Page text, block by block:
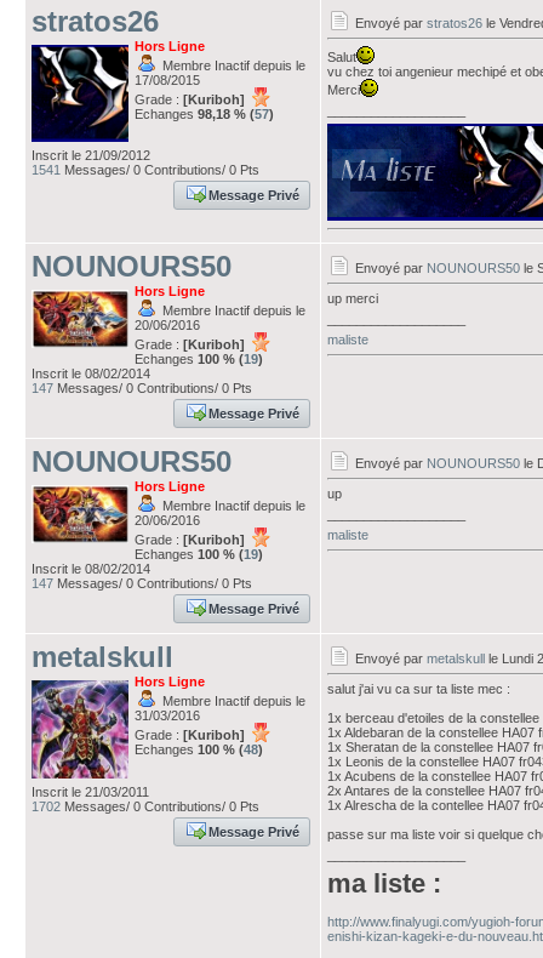
stratos26
Hors Ligne
Membre Inactif depuis le
17/08/2015
Grade : [Kuriboh]
Echanges 98,18 % (57)
Inscrit le 21/09/2012
1541 Messages/ 0 Contributions/ 0 Pts
Message Privé
Envoyé par stratos26 le
Salut
vu chez toi angenieur mechipé et
Merci
NOUNOURS50
Hors Ligne
Membre Inactif depuis le
20/06/2016
Grade : [Kuriboh]
Echanges 100 % (19)
Inscrit le 08/02/2014
147 Messages/ 0 Contributions/ 0 Pts
Message Privé
Envoyé par NOUNOURS50 le
up merci
maliste
NOUNOURS50
Hors Ligne
Membre Inactif depuis le
20/06/2016
Grade : [Kuriboh]
Echanges 100 % (19)
Inscrit le 08/02/2014
147 Messages/ 0 Contributions/ 0 Pts
Message Privé
Envoyé par NOUNOURS50 le
up
maliste
metalskull
Hors Ligne
Membre Inactif depuis le
31/03/2016
Grade : [Kuriboh]
Echanges 100 % (48)
Inscrit le 21/03/2011
1702 Messages/ 0 Contributions/ 0 Pts
Message Privé
Envoyé par metalskull le Lundi
salut j'ai vu ca sur ta liste mec :
1x berceau d'etoiles de la constellee
1x Aldebaran de la constellee HA07
1x Sheratan de la constellee HA07
1x Leonis de la constellee HA07
1x Acubens de la constellee HA07
2x Antares de la constellee HA07
1x Alrescha de la contellee HA07
passe sur ma liste voir si quelque
ma liste :
http://www.finalyugi.com/yugioh-
enishi-kizan-kageki-e-du-